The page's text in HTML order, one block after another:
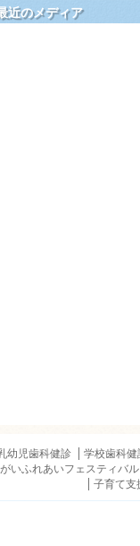
近のメディア
幼児歯科健診 学校歯科健
いふれあいフェスティバル
子育て支